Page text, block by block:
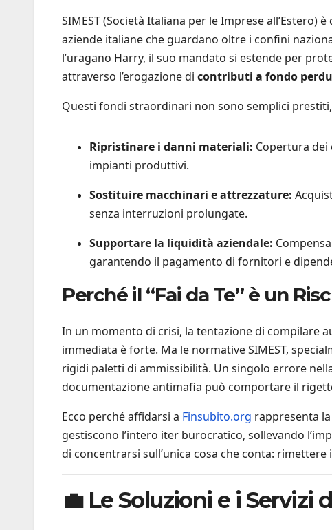
SIMEST (Società Italiana per le Imprese
aziende italiane che guardano oltre i confini
l’uragano Harry, il suo mandato si estende per
attraverso l’erogazione di contributi a fondo
Questi fondi straordinari non sono semplici
Ripristinare i danni materiali: Copertura dei
impianti produttivi.
Sostituire macchinari e attrezzature:
senza interruzioni prolungate.
Supportare la liquidità aziendale:
garantendo il pagamento di fornitori e
Perché il “Fai da Te” è un
In un momento di crisi, la tentazione di compilare
immediata è forte. Ma le normative SIMEST,
rigidi paletti di ammissibilità. Un singolo errore
documentazione antimafia può comportare il
Ecco perché affidarsi a Finsubito.org rappresenta
gestiscono l’intero iter burocratico, sollevando
di concentrarsi sull’unica cosa che conta:
💼 Le Soluzioni e i Servizi